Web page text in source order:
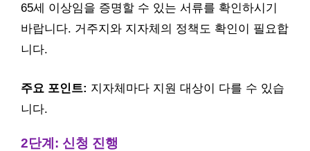
65세 이상임을 증명할 수 있는 서류를 확인하시기
바랍니다. 거주지와 지자체의 정책도 확인이 필요합
니다.
주요 포인트: 지자체마다 지원 대상이 다를 수 있습
니다.
2단계: 신청 진행